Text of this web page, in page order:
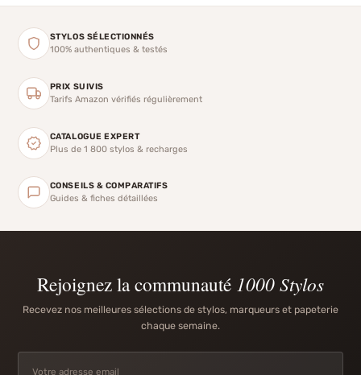
STYLOS SÉLECTIONNÉS
100% authentiques & testés
PRIX SUIVIS
Tarifs Amazon vérifiés régulièrement
CATALOGUE EXPERT
Plus de 1 800 stylos & recharges
CONSEILS & COMPARATIFS
Guides & fiches détaillées
Rejoignez la communauté 1000 Stylos
Recevez nos meilleures sélections de stylos, marqueurs et papeterie
chaque semaine.